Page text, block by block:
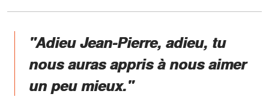
"Adieu Jean-Pierre, adieu, tu
nous auras appris à nous aimer
un peu mieux."